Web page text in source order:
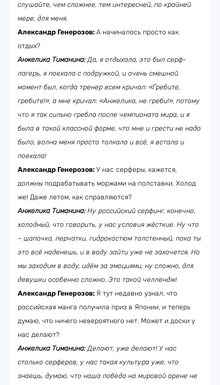
слушайте, чем сложнее, тем интересней, по крайней
мере, для меня.
Александр Генерозов:А начиналось просто как
отдых?
Анжелика Тиманина:Да, я отдыхала, это был серф-
лагерь, я поехала с подружкой, и очень смешной
момент был, когда тренер всем кричал: «Гребите,
гребите!», а мне кричал: «Анжелика, не греби!», потому
что я так сильно гребла после чемпионата мира, и я
была в такой классной форме, что мне и грести не надо
было, волна меня просто толкала и всё, я встала и
поехала!
Александр Генерозов:У нас серферы, кажется,
должны подрабатывать моржами на полставки. Холод
же! Даже летом, как справляются?
Анжелика Тиманина:Ну российский серфинг, конечно,
холодный, что говорить, у нас условия жёсткие. Ну что
– шапочка, перчатки, гидрокостюм толстенный, пока ты
это всё наденешь, и в воду зайти уже не захочется. Но
мы заходим в воду, идём за эмоциями, ну сложно, для
девушки особенно сложно. Это такой челлендж!
Александр Генерозов: Я тут недавно узнал, что
российская манга получила приз в Японии, и теперь
думаю, что ничего невероятного нет. Может и доски у
нас делают?
Анжелика Тиманина:Делают, уже делают! У нас
столько серферов, у нас такая культура уже, что
знаешь, думаю, что наша победа на мировой арене не